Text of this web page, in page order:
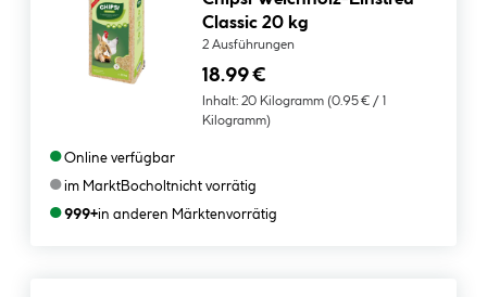
Classic 20 kg
2 Ausführungen
18.99 €
Inhalt: 20 Kilogramm (0.95 € / 1
Kilogramm)
●Online verfügbar
●im MarktBocholtnicht vorrätig
●999+in anderen Märktenvorrätig